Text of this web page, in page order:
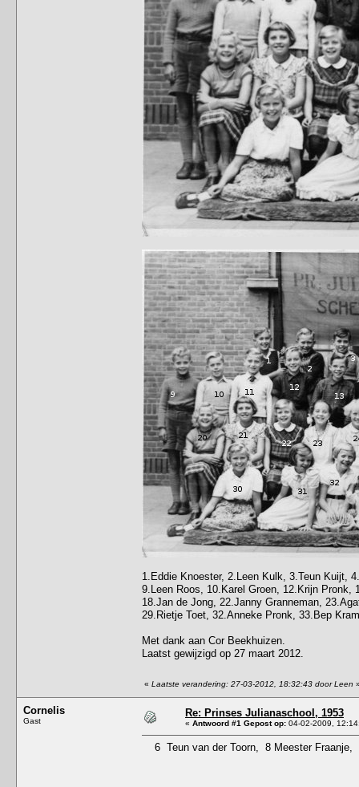
1.Eddie Knoester, 2.Leen Kulk, 3.Teun Kuijt,
9.Leen Roos, 10.Karel Groen, 12.Krijn
18.Jan de Jong, 22.Janny Granneman,
29.Rietje Toet, 32.Anneke Pronk, 33.Bep
Met dank aan Cor Beekhuizen.
Laatst gewijzigd op 27 maart 2012.
« Laatste verandering: 27-03-2012, 18:32:43 door Leen
Cornelis
Gast
Re: Prinses Julianaschool, 1953
« Antwoord #1 Gepost op: 04-02-2009,
6 Teun van der Toorn, 8 Meester